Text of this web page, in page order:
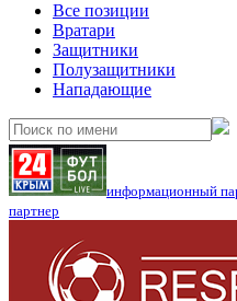
Все позиции
Вратари
Защитники
Полузащитники
Нападающие
информационный
партнер